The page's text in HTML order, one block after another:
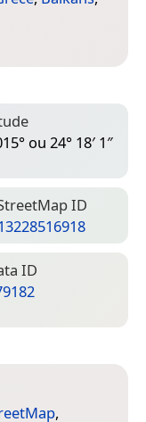
ou 24° 18′ 1″
ID
ID
,